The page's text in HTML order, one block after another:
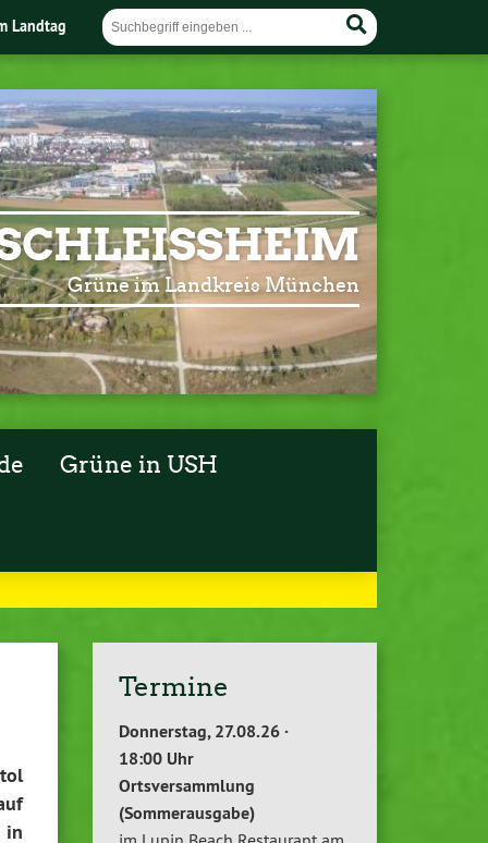
Landtag
Grüne im Landkreis München
Grüne in USH
in
Termine
Donnerstag, 27.08.26 ·
18:00 Uhr
Ortsversammlung
(Sommerausgabe)